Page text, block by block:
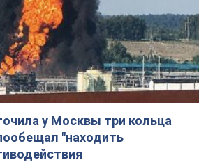
у Москвы три кольца
"находить